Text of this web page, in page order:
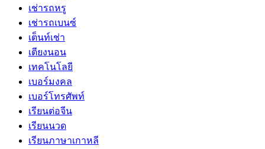
เช่ารถหรู
เช่ารถเบนซ์
เต็นท์เช่า
เตียงนอน
เทคโนโลยี
เบอร์มงคล
เบอร์โทรศัพท์
เรียนต่อจีน
เรียนนวด
เรียนภาษาเกาหลี